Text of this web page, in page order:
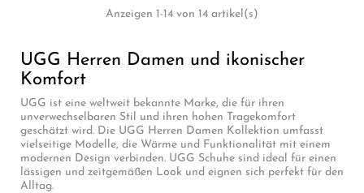
Anzeigen 1-14 von 14 artikel(s)
UGG Herren Damen und ikonischer
Komfort
UGG ist eine weltweit bekannte Marke, die für ihren
unverwechselbaren Stil und ihren hohen Tragekomfort
geschätzt wird. Die UGG Herren Damen Kollektion umfasst
vielseitige Modelle, die Wärme und Funktionalität mit einem
modernen Design verbinden. UGG Schuhe sind ideal für einen
lässigen und zeitgemäßen Look und eignen sich perfekt für den
Alltag.